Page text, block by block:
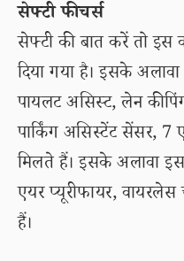
सेफ्टी फीचर्स
सेफ्टी की बात करें तो इस
दिया गया है। इसके अलावा
पायलट असिस्ट, लेन
पार्किंग असिस्टेंट सेंसर,
मिलते हैं। इसके अलावा
एयर प्यूरीफायर, वायरलेस
हैं।